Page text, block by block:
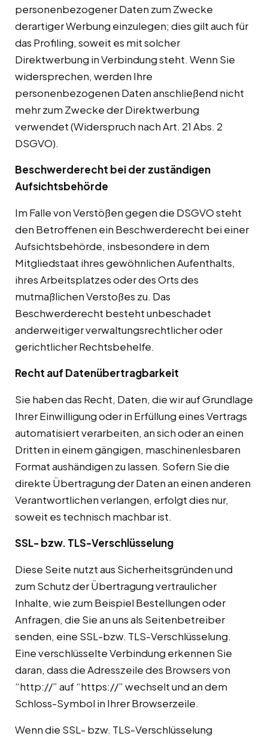
personenbezogener Daten zum Zwecke
derartiger Werbung einzulegen; dies gilt auch für
das Profiling, soweit es mit solcher
Direktwerbung in Verbindung steht. Wenn Sie
widersprechen, werden Ihre
personenbezogenen Daten anschließend nicht
mehr zum Zwecke der Direktwerbung
verwendet (Widerspruch nach Art. 21 Abs. 2
DSGVO).
Beschwerderecht bei der zuständigen
Aufsichtsbehörde
Im Falle von Verstößen gegen die DSGVO steht
den Betroffenen ein Beschwerderecht bei einer
Aufsichtsbehörde, insbesondere in dem
Mitgliedstaat ihres gewöhnlichen Aufenthalts,
ihres Arbeitsplatzes oder des Orts des
mutmaßlichen Verstoßes zu. Das
Beschwerderecht besteht unbeschadet
anderweitiger verwaltungsrechtlicher oder
gerichtlicher Rechtsbehelfe.
Recht auf Datenübertragbarkeit
Sie haben das Recht, Daten, die wir auf Grundlage
Ihrer Einwilligung oder in Erfüllung eines Vertrags
automatisiert verarbeiten, an sich oder an einen
Dritten in einem gängigen, maschinenlesbaren
Format aushändigen zu lassen. Sofern Sie die
direkte Übertragung der Daten an einen anderen
Verantwortlichen verlangen, erfolgt dies nur,
soweit es technisch machbar ist.
SSL- bzw. TLS-Verschlüsselung
Diese Seite nutzt aus Sicherheitsgründen und
zum Schutz der Übertragung vertraulicher
Inhalte, wie zum Beispiel Bestellungen oder
Anfragen, die Sie an uns als Seitenbetreiber
senden, eine SSL-bzw. TLS-Verschlüsselung.
Eine verschlüsselte Verbindung erkennen Sie
daran, dass die Adresszeile des Browsers von
“http://” auf “https://” wechselt und an dem
Schloss-Symbol in Ihrer Browserzeile.
Wenn die SSL- bzw. TLS-Verschlüsselung